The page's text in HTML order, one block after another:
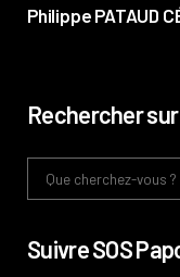
Philippe PATAUD
Rechercher
Suivre SOS